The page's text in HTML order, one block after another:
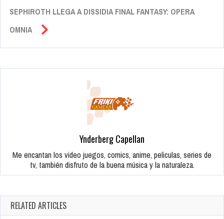
SEPHIROTH LLEGA A DISSIDIA FINAL FANTASY: OPERA
OMNIA
Ynderberg Capellan
Me encantan los video juegos, comics, anime, peliculas, series de
tv, también disfruto de la buena música y la naturaleza.
RELATED ARTICLES